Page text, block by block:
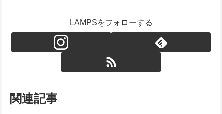
LAMPSをフォローする
関連記事